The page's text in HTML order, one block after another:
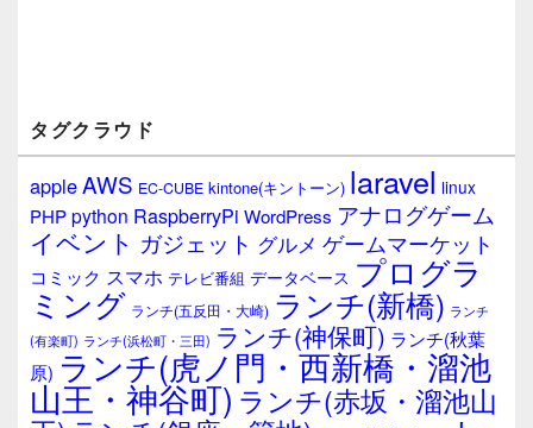
タグクラウド
appleAWS EC-CUBE kintone(キントーン) laravel linux
PHPpython RaspberryPi WordPress アナログゲーム
イベント ガジェット グルメ ゲームマーケット
コミック スマホ テレビ番組 データベース プログラ
ミング ランチ(五反田・大崎) ランチ(新橋) ランチ
(有楽町) ランチ(浜松町・三田) ランチ(神保町) ランチ(秋葉
原) ランチ(虎ノ門・西新橋・溜池
山王・神谷町) ランチ(赤坂・溜池山